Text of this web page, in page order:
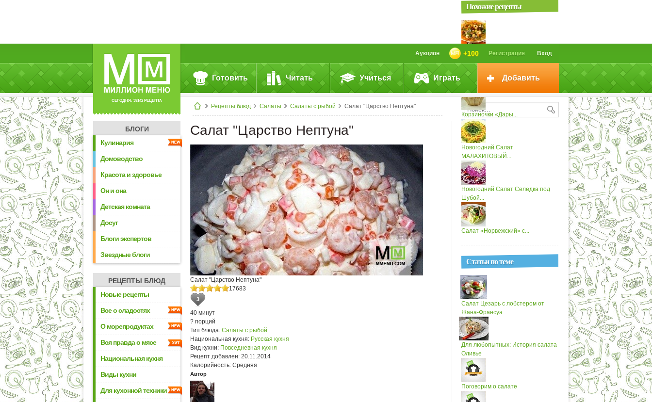
СЕГОДНЯ: 39142 РЕЦЕПТА
Вход
Регистрация
+100
Аукцион
Готовить Читать Учиться Играть Добавить
Рецепты блюд Салаты Салаты с рыбой Салат "Царство Нептуна"
БЛОГИ
Кулинария
Домоводство
Красота и здоровье
Он и она
Детская комната
Досуг
Блоги экспертов
Звездные блоги
РЕЦЕПТЫ БЛЮД
Новые рецепты
Все о сладостях
О морепродуктах
Вся правда о мясе
Национальная кухня
Виды кухни
Для кухонной техники
Салат "Царство Нептуна"
Салат "Царство Нептуна"
17683
3
40 минут
? порций
Тип блюда: Салаты с рыбой
Национальная кухня: Русская кухня
Вид кухни: Повседневная кухня
Рецепт добавлен: 20.11.2014
Калорийность: Средняя
Автор
Похожие рецепты
Корзиночки «Дары...
Корзиночки «Дары...
Новогодний Салат
МАЛАХИТОВЫЙ...
Новогодний Салат Селедка под
Шубой...
Салат «Норвежский» с...
Статьи по теме
Салат Цезарь с лобстером от
Жана-Франсуа...
Для любопытных: История салата
Оливье
Поговорим о салате